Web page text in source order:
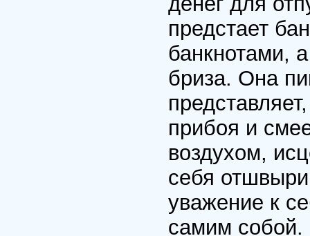
предстает
банкнотами,
бриза. Она
прибоя и
воздухом,
себя
уважение к
самим